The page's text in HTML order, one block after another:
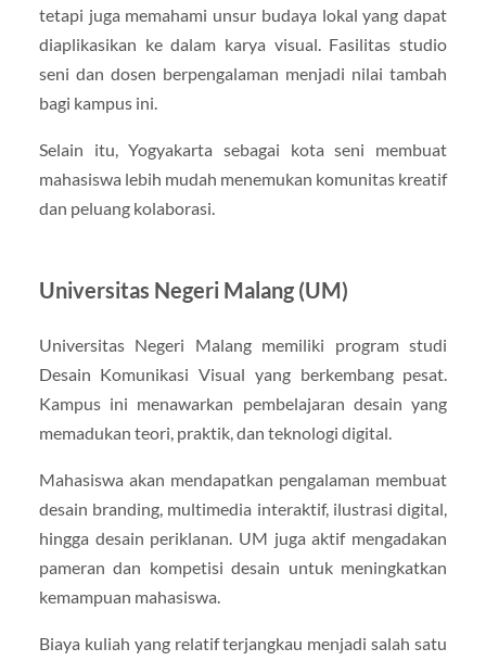
tetapi juga memahami unsur budaya lokal yang dapat
diaplikasikan ke dalam karya visual. Fasilitas studio
seni dan dosen berpengalaman menjadi nilai tambah
bagi kampus ini.
Selain itu, Yogyakarta sebagai kota seni membuat
mahasiswa lebih mudah menemukan komunitas kreatif
dan peluang kolaborasi.
Universitas Negeri Malang (UM)
Universitas Negeri Malang memiliki program studi
Desain Komunikasi Visual yang berkembang pesat.
Kampus ini menawarkan pembelajaran desain yang
memadukan teori, praktik, dan teknologi digital.
Mahasiswa akan mendapatkan pengalaman membuat
desain branding, multimedia interaktif, ilustrasi digital,
hingga desain periklanan. UM juga aktif mengadakan
pameran dan kompetisi desain untuk meningkatkan
kemampuan mahasiswa.
Biaya kuliah yang relatif terjangkau menjadi salah satu